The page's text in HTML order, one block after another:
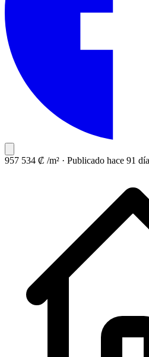
957 534 ₡ /m² · Publicado hace 91